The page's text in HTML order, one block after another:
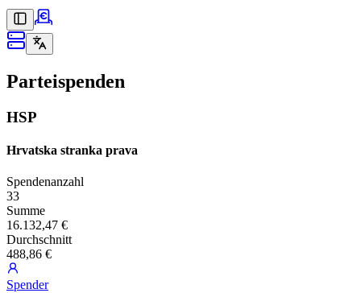
Parteispenden
HSP
Hrvatska stranka prava
Spendenanzahl
33
Summe
16.132,47 €
Durchschnitt
488,86 €
Spender